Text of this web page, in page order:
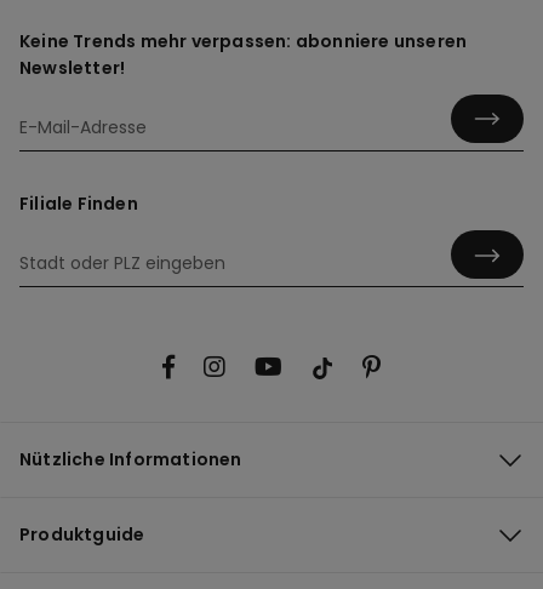
Keine Trends mehr verpassen: abonniere unseren
Newsletter!
Filiale Finden
Nützliche Informationen
Produktguide